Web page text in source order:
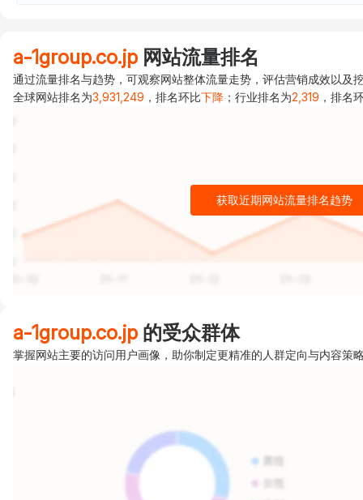
a-1group.co.jp 网站流量排名
通过流量排名与趋势，可观察网站整体流量走势，评估营销成效以及
全球网站排名为3,931,249 ，排名环比下降 ；行业排名为2,319 ，排名
获取近期网站流量排名趋势
a-1group.co.jp 的受众群体
掌握网站主要的访问用户画像，助你制定更精准的人群定向与内容策